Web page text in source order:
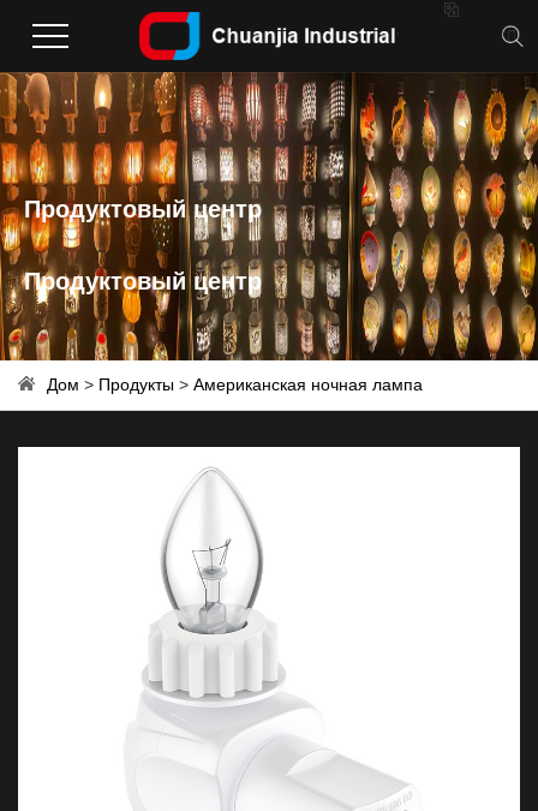

Продуктовый центр
Продуктовый центр
Дом > Продукты > Американская ночная лампа